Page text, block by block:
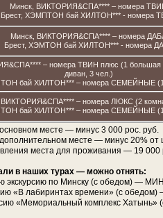
Минск, ВИКТОРИЯ&СПА**** – номера
Брест, ХЭМПТОН бай ХИЛТОН*** - номера
Минск, ВИКТОРИЯ&СПА**** – номера
Брест, ХЭМТОН бай ХИЛТОН*** - номера
– номера ТВИН плюс (1 большая
диван, 3 чел.)
бай ХИЛТОН*** – номера СЕМЕЙНЫЕ (1
ВИКТОРИЯ&СПА**** – номера ЛЮКС (2
бай ХИЛТОН*** – номера СЕМЕЙНЫЕ (1
месте — минус 3 000 рос. руб.
месте — минус 20%
места для проживания — 19 000
в наших турах — можно отнять:
экскурсию по Минску (с обедом) —
«В лабиринтах времени» (с
«Мемориальный комплекс